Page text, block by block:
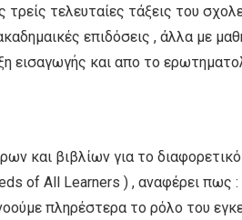
τελευταίες τάξεις του
επιδόσεις , άλλα με
εισαγωγής και απο το
και βιβλίων για το
of All Learners ) , αναφέρει πως
πληρέστερα το ρόλο του